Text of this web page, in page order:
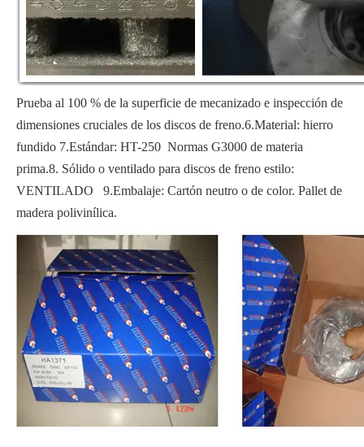
Prueba al 100 % de la superficie de mecanizado e inspección de
dimensiones cruciales de los discos de freno.6.Material: hierro
fundido 7.Estándar: HT-250 Normas G3000 de materia
prima.8. Sólido o ventilado para discos de freno estilo:
VENTILADO 9.Embalaje: Cartón neutro o de color. Pallet de
madera polivinílica.